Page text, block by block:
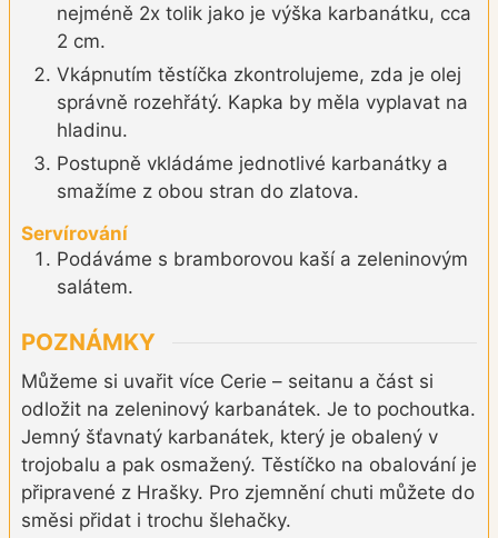
nejméně 2x tolik jako je výška karbanátku, cca
2 cm.
Vkápnutím těstíčka zkontrolujeme, zda je olej
správně rozehřátý. Kapka by měla vyplavat na
hladinu.
Postupně vkládáme jednotlivé karbanátky a
smažíme z obou stran do zlatova.
Servírování
Podáváme s bramborovou kaší a zeleninovým
salátem.
POZNÁMKY
Můžeme si uvařit více Cerie – seitanu a část si
odložit na zeleninový karbanátek. Je to pochoutka.
Jemný šťavnatý karbanátek, který je obalený v
trojobalu a pak osmažený. Těstíčko na obalování je
připravené z Hrašky. Pro zjemnění chuti můžete do
směsi přidat i trochu šlehačky.